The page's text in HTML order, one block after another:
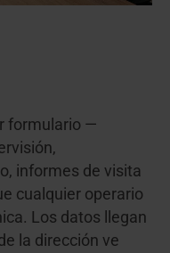
formulario —
informes de visita
cualquier operario
Los datos llegan
la dirección ve